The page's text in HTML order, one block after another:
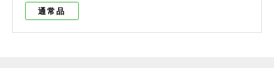
通常品